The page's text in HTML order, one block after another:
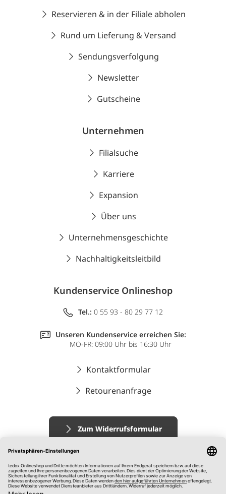
Reservieren & in der Filiale abholen
Rund um Lieferung & Versand
Sendungsverfolgung
Newsletter
Gutscheine
Unternehmen
Filialsuche
Karriere
Expansion
Über uns
Unternehmensgeschichte
Nachhaltigkeitsleitbild
Kundenservice Onlineshop
Tel.: 0 55 93 - 80 29 77 12
Unseren Kundenservice erreichen Sie:
MO-FR: 09:00 Uhr bis 16:30 Uhr
Kontaktformular
Retourenanfrage
Zum Widerrufsformular
Impressum
AGB